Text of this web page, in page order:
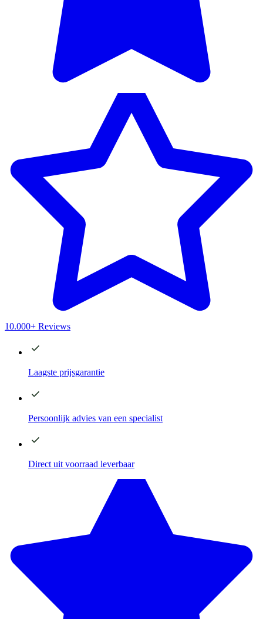
10.000+ Reviews
Laagste prijsgarantie
Persoonlijk advies van een specialist
Direct uit voorraad leverbaar